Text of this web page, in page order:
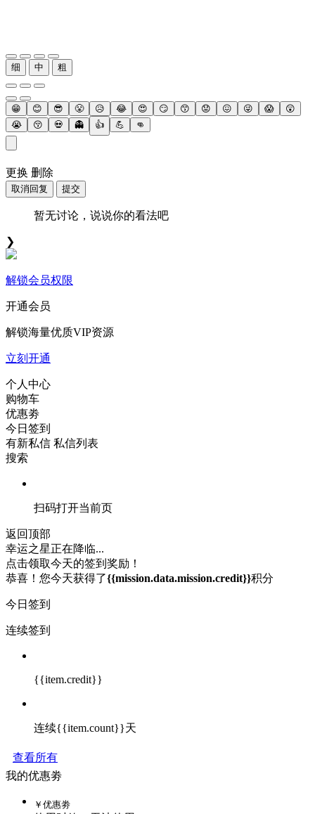
细 中 粗
😁 😊 😎 😤 😥 😂 😍 😏 😙 😟 😖 😜 😱
😲
😭
😚 💀 👻 👍 💪 👊
更换 删除
取消回复 提交
暂无讨论，说说你的看法吧
❯
解锁会员权限
开通会员
解锁海量优质VIP资源
立刻开通
个人中心
购物车
优惠劵
今日签到
有新私信 私信列表
搜索
扫码打开当前页
返回顶部
幸运之星正在降临...
点击领取今天的签到奖励！
恭喜！您今天获得了{{mission.data.mission.credit}}积分
今日签到
连续签到
{{item.credit}}
连续{{item.count}}天
查看所有
我的优惠劵
￥ 优惠劵